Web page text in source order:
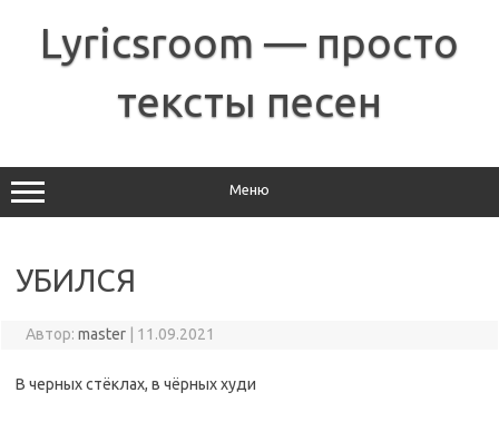
содержимому
Lyricsroom — просто
тексты песен
Меню
УБИЛСЯ
Автор: master 11.09.2021
В черных стёклах, в чёрных худи